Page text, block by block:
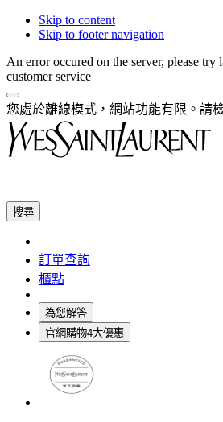
Skip to content
Skip to footer navigation
An error occured on the server, please try
customer service
您處於離線模式，網站功能有限。請
搜尋
訂單查詢
櫃點
為您解答
官網購物4大優惠